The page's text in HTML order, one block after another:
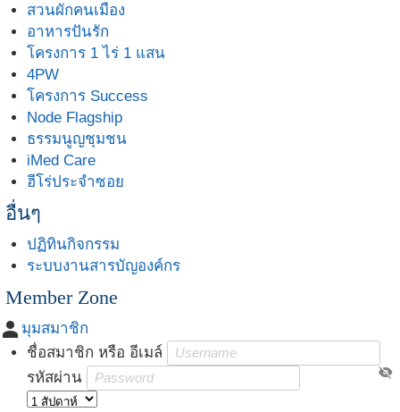
สวนผักคนเมือง
อาหารปันรัก
โครงการ 1 ไร่ 1 แสน
4PW
โครงการ Success
Node Flagship
ธรรมนูญชุมชน
iMed Care
ฮีโร่ประจำซอย
อื่นๆ
ปฏิทินกิจกรรม
ระบบงานสารบัญองค์กร
Member Zone
person มุมสมาชิก
ชื่อสมาชิก หรือ อีเมล์
รหัสผ่าน
visibility_off